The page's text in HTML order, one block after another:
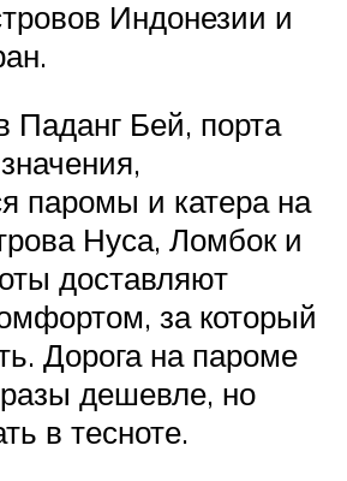
Индонезии и
Паданг Бей, порта
паромы и катера на
Нуса, Ломбок и
доставляют
за который
Дорога на пароме
дешевле, но
в тесноте.